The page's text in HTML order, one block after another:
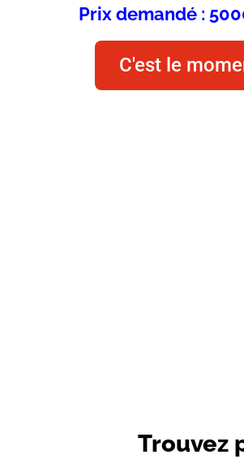
Prix demandé :
C'est le
Trouvez